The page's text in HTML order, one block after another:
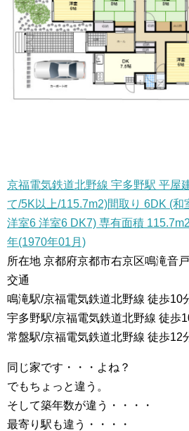
京福電気鉄道北野線 宇多野駅 平屋
て/5K以上/115.7m2)間取り 6DK (和
洋室6 洋室6 DK7) 専有面積
年(1970年01月)
所在地 京都府京都市右京区鳴滝音
交通
鳴滝駅/京福電気鉄道北野線 徒歩10
宇多野駅/京福電気鉄道北野線 徒歩
常盤駅/京福電気鉄道北野線 徒歩12
同じ家です・・・よね？
でもちょっと違う。
そして築年数が違う・・・・
最寄り駅も違う・・・・